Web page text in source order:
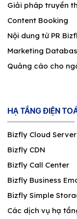
Giải pháp truyền
Content Booking
Nội dung từ PR
Marketing
Quảng cáo cho
HẠ TẦNG ĐIỆN
Bizfly Cloud Server
Bizfly CDN
Bizfly Call Center
Bizfly Business
Bizfly Simple
Các dịch vụ hạ